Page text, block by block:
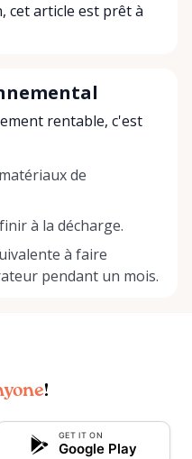
cet article est prêt à
rentable, c'est
de
à la décharge.
à faire
pendant un mois.
!
GET IT ON
Google Play